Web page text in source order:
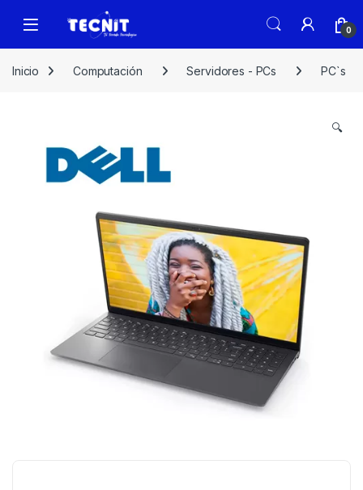
0
Inicio Computación Servidores - PCs PC`s
🔍